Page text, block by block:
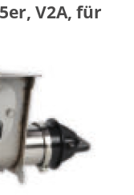
V2A, für